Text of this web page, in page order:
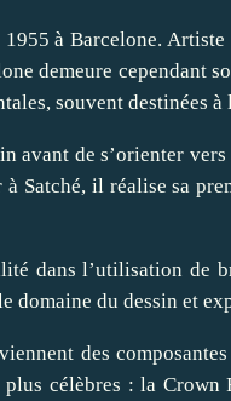
1955 à Barcelone.
demeure cependant
souvent destinées à
avant de s’orienter
Satché, il réalise sa
dans l’utilisation
domaine du dessin et
des
célèbres : la